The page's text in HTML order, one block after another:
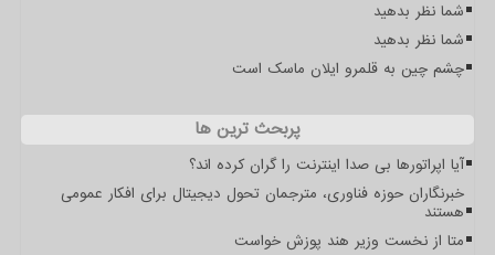
شما نظر بدهید
شما نظر بدهید
چشم چین به قلمرو ایلان ماسک است
پربحث ترین ها
آیا اپراتورها بی صدا اینترنت را گران کرده اند؟
خبرنگاران حوزه فناوری، مترجمان تحول دیجیتال برای افکار عمومی
هستند
متا از نخست وزیر هند پوزش خواست